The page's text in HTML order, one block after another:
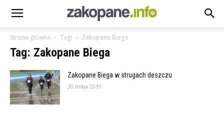
Strona główna Tagi Zakopane Biega
Tag: Zakopane Biega
Zakopane Biega w strugach deszczu
30 maja 2019